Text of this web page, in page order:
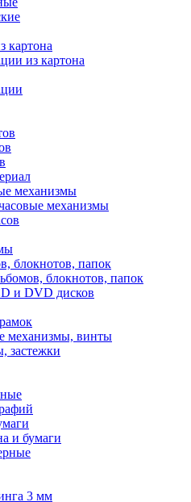
картона
из картона
механизмы
механизмы
блокнотов, папок
блокнотов, папок
и DVD дисков
механизмы, винты
застежки
и бумаги
3 мм